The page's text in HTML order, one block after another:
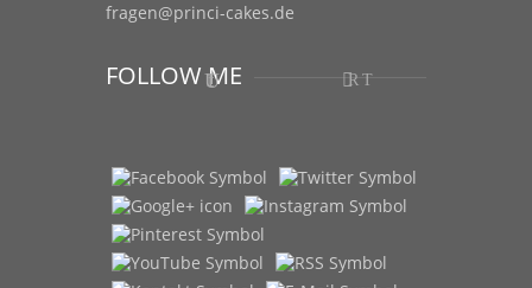
fragen@princi-cakes.de
FOLLOW ME